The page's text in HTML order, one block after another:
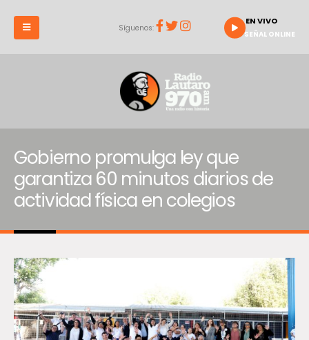
Síguenos:
EN VIVO
SEÑAL ONLINE
Gobierno promulga ley que
garantiza 60 minutos diarios de
actividad física en colegios